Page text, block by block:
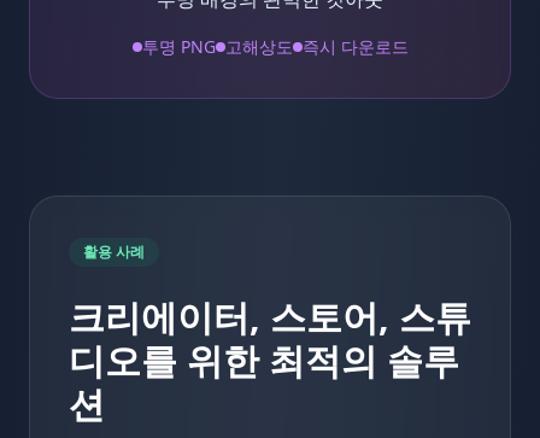
투명 PNG 고해상도 즉시 다운로드
활용 사례
크리에이터, 스토어, 스튜
디오를 위한 최적의 솔루
션